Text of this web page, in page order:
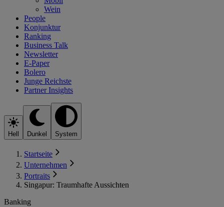
Wein
People
Konjunktur
Ranking
Business Talk
Newsletter
E-Paper
Bolero
Junge Reichste
Partner Insights
Hell Dunkel System
Startseite
Unternehmen
Portraits
Singapur: Traumhafte Aussichten
Banking